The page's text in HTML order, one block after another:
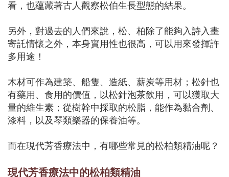
看，也蘊藏著古人觀察松伯生長型態的結果。
另外，對過去的人們來說，松、柏除了能夠入詩入畫
寄託情懷之外，本身實用性也很高，可以用來發揮許
多用途！
木材可作為建築、船隻、造紙、薪炭等用材；松針也
有藥用、食用的價值，以松針泡茶飲用，可以獲取大
量的維生素；從樹幹中採取的松脂，能作為黏合劑、
漆料，以及琴類樂器的保養油等。
而在現代芳香療法中，有哪些常見的松柏類精油呢？
現代芳香療法中的松柏類精油